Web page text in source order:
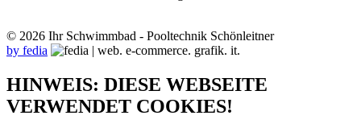
© 2026 Ihr Schwimmbad - Pooltechnik Schönleitner
by fedia
HINWEIS: DIESE WEBSEITE
VERWENDET COOKIES!